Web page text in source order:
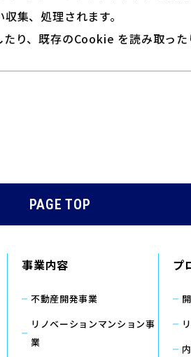
、処理されます。
、既存のCookie を読み取った
PAGE TOP
事業内容
不動産開発事業
リノベーションマンション事
業
プ